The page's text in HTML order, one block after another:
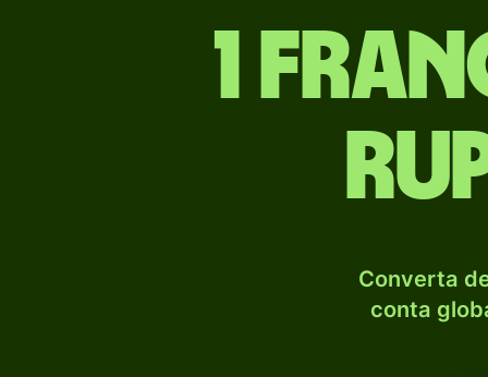
1
Converta
conta